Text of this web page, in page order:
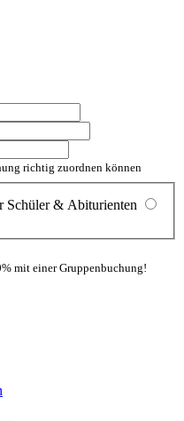
richtig zuordnen können
Schüler & Abiturienten
mit einer Gruppenbuchung!